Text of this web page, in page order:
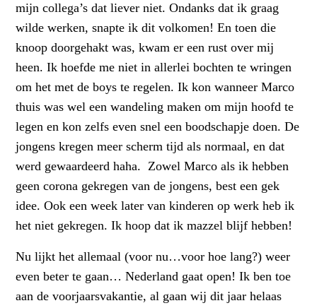
mijn collega’s dat liever niet. Ondanks dat ik graag
wilde werken, snapte ik dit volkomen! En toen die
knoop doorgehakt was, kwam er een rust over mij
heen. Ik hoefde me niet in allerlei bochten te wringen
om het met de boys te regelen. Ik kon wanneer Marco
thuis was wel een wandeling maken om mijn hoofd te
legen en kon zelfs even snel een boodschapje doen. De
jongens kregen meer scherm tijd als normaal, en dat
werd gewaardeerd haha. Zowel Marco als ik hebben
geen corona gekregen van de jongens, best een gek
idee. Ook een week later van kinderen op werk heb ik
het niet gekregen. Ik hoop dat ik mazzel blijf hebben!
Nu lijkt het allemaal (voor nu…voor hoe lang?) weer
even beter te gaan… Nederland gaat open! Ik ben toe
aan de voorjaarsvakantie, al gaan wij dit jaar helaas